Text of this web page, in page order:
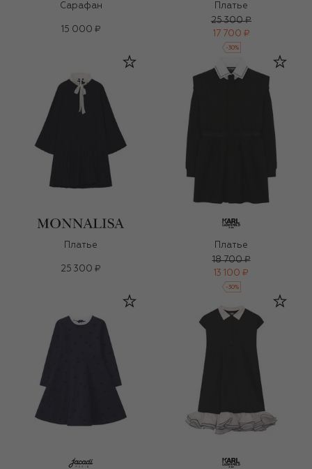
Сарафан
15 000 ₽
Платье
25 300 ₽
17 700 ₽
-30%
Платье
25 300 ₽
Платье
18 700 ₽
13 100 ₽
-30%